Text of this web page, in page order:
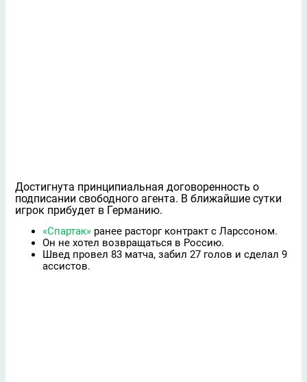
Достигнута принципиальная договоренность о
подписании свободного агента. В ближайшие сутки
игрок прибудет в Германию.
«Спартак» ранее расторг контракт с Ларссоном.
Он не хотел возвращаться в Россию.
Швед провел 83 матча, забил 27 голов и сделал 9
ассистов.